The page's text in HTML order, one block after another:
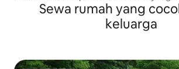
dengan alam
Sewa rumah yang
keluarga